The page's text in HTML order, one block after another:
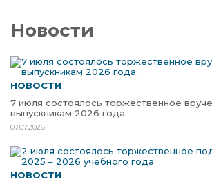
Новости
НОВОСТИ
7 июля состоялось торжественное
выпускникам 2026 года.
07.07.2026
НОВОСТИ